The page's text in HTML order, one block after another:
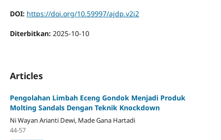
DOI: https://doi.org/10.59997/ajdp.v2i2
Diterbitkan: 2025-10-10
Articles
Pengolahan Limbah Eceng Gondok Menjadi Produk
Molting Sandals Dengan Teknik Knockdown
Ni Wayan Arianti Dewi, Made Gana Hartadi
44-57